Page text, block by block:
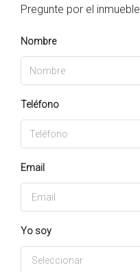
Pregunte por el inmueble
Nombre
Teléfono
Email
Yo soy
Seleccionar